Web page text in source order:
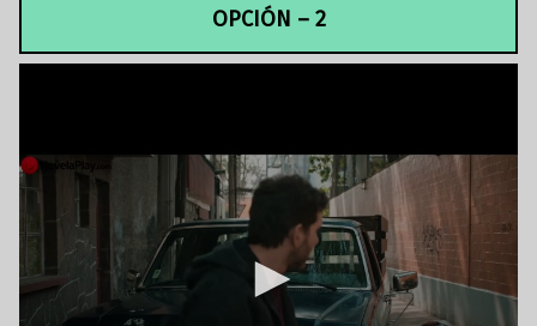
OPCIÓN – 2